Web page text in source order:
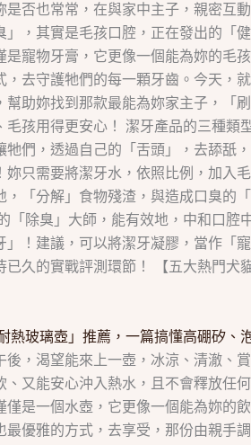
是否也常常，在與家中主子，親密互
」，其實是毛孩口腔，正在發出的「
是寵物牙膏，它更像一個能為妳的毛
去守護牠們的每一顆牙齒。今天，
助妳找到那款最能為妳家主子，「
孩用得更安心！ 潔牙產品的三種
牠們，透過自己的「舌頭」，去舔舐
妳只需要將潔牙水，依照比例，加入
，「分解」食物殘渣，與造成口臭的
「除臭」大師，能有效地，中和口
」！建議，可以將潔牙凝膠，當作「
久的實戰評測環節！ 【五大熱門犬
熱玻璃壺」推薦，一篇搞懂高硼矽、
，渴望能來上一壺，冰涼、清澈、
又能安心沖入熱水，且不會釋放任
僅是一個水壺，它更像一個能為妳的
最優雅的方式，去享受，那份由親手